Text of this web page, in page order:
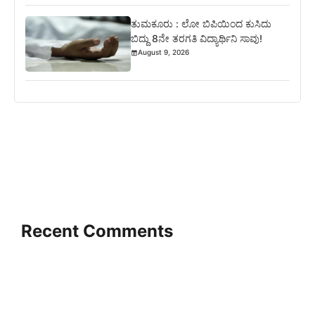
ತುಮಕೂರು : ಲೋ ಬಿಪಿಯಿಂದ ಕುಸಿದು
ಬಿದ್ದು 8ನೇ ತರಗತಿ ವಿದ್ಯಾರ್ಥಿನಿ ಸಾವು!
August 9, 2026
Recent Comments